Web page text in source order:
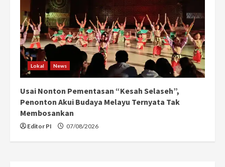
Lokal News
Usai Nonton Pementasan “Kesah Selaseh”,
Penonton Akui Budaya Melayu Ternyata Tak
Membosankan
Editor PI 07/08/2026